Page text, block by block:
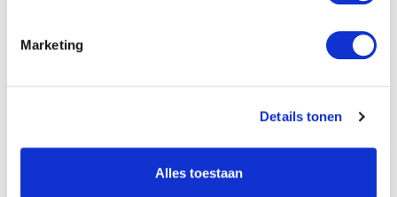
Marketing
Details tonen
Alles toestaan
(onderdeel van cTrading (a Christian Trading Company)
B.V.)
Bank: NL40 INGB 0004 8532 77